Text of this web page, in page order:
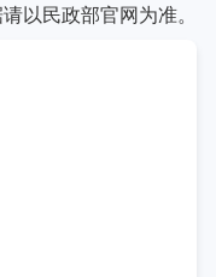
以民政部官网为准。